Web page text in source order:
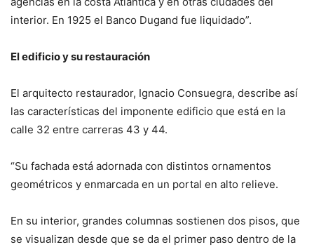
interior. En 1925 el Banco Dugand fue liquidado”.
El edificio y su restauración
El arquitecto restaurador, Ignacio Consuegra, describe así
las características del imponente edificio que está en la
calle 32 entre carreras 43 y 44.
“Su fachada está adornada con distintos ornamentos
geométricos y enmarcada en un portal en alto relieve.
En su interior, grandes columnas sostienen dos pisos, que
se visualizan desde que se da el primer paso dentro de la